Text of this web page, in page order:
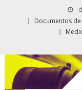
Documentos de